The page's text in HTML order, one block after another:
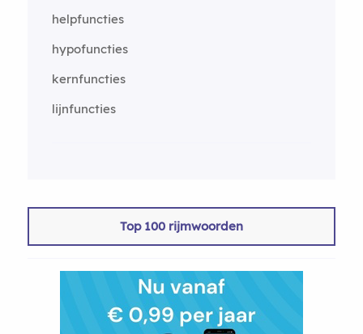
helpfuncties
hypofuncties
kernfuncties
lijnfuncties
Top 100 rijmwoorden